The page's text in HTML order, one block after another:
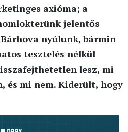
axióma; a
jelentős
nyúlunk, bármin
tesztelés nélkül
lesz, mi
és mi nem. Kiderült, hogy